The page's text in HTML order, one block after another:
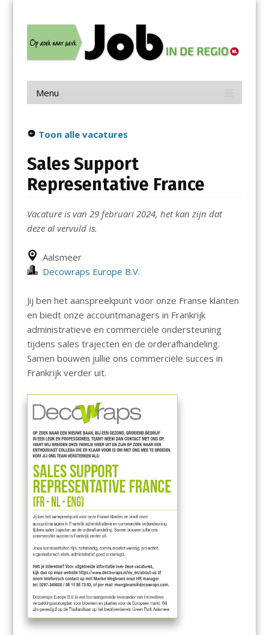
contentJob in de Regio
Menu
Toon alle vacatures
Sales Support
Representative France
Vacature is van 29 februari 2024, het kan zijn dat
deze al vervuld is.
Aalsmeer
Decowraps Europe B.V.
Jij ben het aanspreekpunt voor onze Franse klanten
en biedt onze accountmanagers in Frankrijk
administratieve en commerciële ondersteuning
tijdens sales trajecten en de orderafhandeling.
Samen bouwen jullie ons commerciële succes in
Frankrijk verder uit.